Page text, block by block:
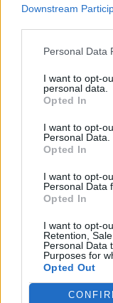
Downstream
Personal Data
I want to opt-
personal data.
Opted In
I want to opt-
Personal Data.
Opted In
I want to opt-
Personal Data
Opted In
I want to opt-
Retention,
Personal Data
Purposes for
Opted Out
και τα λάθη
την αγάπη μας
αν το ζήταγες.
Θα μπορούσα,
το ρολόι εδώ να
και τα λάθη
και ξανά απ’
θα σ’ αγαπούσα
Κράτα με τώρα
ώσπου τ’ άστρα
κι αγάπησέ με
πριν για πάντα